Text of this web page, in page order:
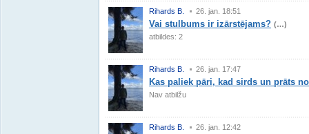
Rihards B. 26. jan. 18:51
Vai stulbums ir izārstējams? (…)
atbildes: 2
Rihards B. 26. jan. 17:47
Kas paliek pāri, kad sirds un prāts
Nav atbilžu
Rihards B. 26. jan. 12:42